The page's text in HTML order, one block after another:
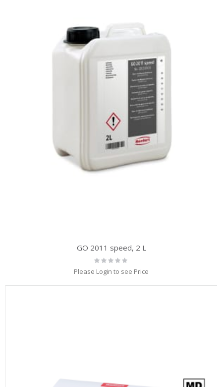
GO 2011 speed, 2 L
Rating:
0%
Please Login to see Price